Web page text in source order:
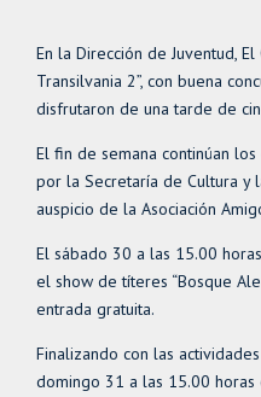
En la Dirección de Juventud,
Transilvania 2”, con buena
disfrutaron de una tarde de
El fin de semana continúan
por la Secretaría de Cultura y
auspicio de la Asociación
El sábado 30 a las 15.00
el show de títeres “Bosque
entrada gratuita.
Finalizando con las
domingo 31 a las 15.00